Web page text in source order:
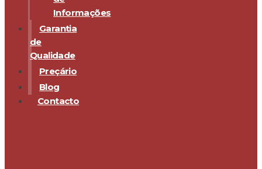
Informações
Garantia
de
Qualidade
Preçário
Blog
Contacto